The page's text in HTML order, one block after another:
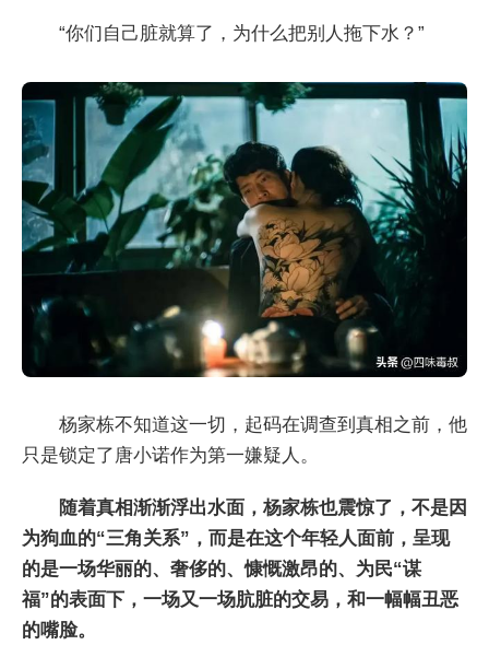
“你们自己脏就算了，为什么把别人拖下水？”
杨家栋不知道这一切，起码在调查到真相之前，他
只是锁定了唐小诺作为第一嫌疑人。
随着真相渐渐浮出水面，杨家栋也震惊了，不是因
为狗血的“三角关系”，而是在这个年轻人面前，呈现
的是一场华丽的、奢侈的、慷慨激昂的、为民“谋
福”的表面下，一场又一场肮脏的交易，和一幅幅丑恶
的嘴脸。